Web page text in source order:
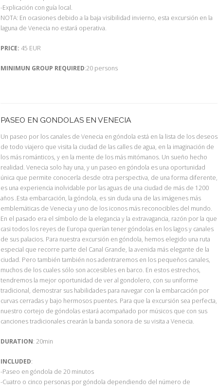
-Explicación con guía local.
NOTA: En ocasiones debido a la baja visibilidad invierno, esta excursión en la
laguna de Venecia no estará operativa.
PRICE: 45 EUR
MINIMUN GROUP REQUIRED:20 persons
PASEO EN GONDOLAS EN VENECIA
Un paseo por los canales de Venecia en góndola está en la lista de los deseos
de todo viajero que visita la ciudad de las calles de agua, en la imaginación de
los más románticos, y en la mente de los más mitómanos. Un sueño hecho
realidad. Venecia solo hay una, y un paseo en góndola es una oportunidad
única que permite conocerla desde otra perspectiva, de una forma diferente,
es una experiencia inolvidable por las aguas de una ciudad de más de 1200
años .Esta embarcación, la góndola, es sin duda una de las imágenes más
emblemáticas de Venecia y uno de los iconos más reconocibles del mundo.
En el pasado era el símbolo de la elegancia y la extravagancia, razón por la que
casi todos los reyes de Europa querían tener góndolas en los lagos y canales
de sus palacios. Para nuestra excursión en góndola, hemos elegido una ruta
especial que recorre parte del Canal Grande, la avenida más elegante de la
ciudad. Pero también también nos adentraremos en los pequeños canales,
muchos de los cuales sólo son accesibles en barco. En estos estrechos,
tendremos la mejor oportunidad de ver al gondolero, con su uniforme
tradicional, demostrar sus habilidades para navegar con la embarcación por
curvas cerradas y bajo hermosos puentes. Para que la excursión sea perfecta,
nuestro cortejo de góndolas estará acompañado por músicos que con sus
canciones tradicionales crearán la banda sonora de su visita a Venecia.
DURATION: 20min
INCLUDED:
-Paseo en góndola de 20 minutos
-Cuatro o cinco personas por góndola dependiendo del número de